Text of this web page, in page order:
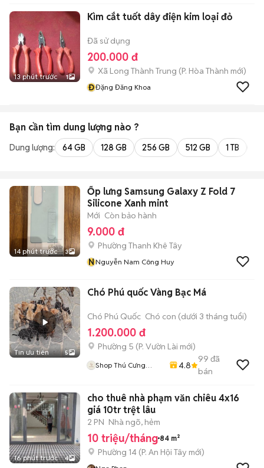
13 phút trước 1
Kìm cắt tuốt dây điện kim loại đỏ
Đã sử dụng
200.000 đ
Xã Long Thành Trung (P. Hòa Thành mới)
ĐĐặng Đăng Khoa
Bạn cần tìm dung lượng nào ?
Dung lượng: 64 GB 128 GB 256 GB 512 GB 1 TB
14 phút trước 3
Ốp lưng Samsung Galaxy Z Fold 7
Silicone Xanh mint
Mới Còn bảo hành
9.000 đ
Phường Thanh Khê Tây
NNguyễn Nam Công Huy
Tin ưu tiên 5
Chó Phú quốc Vàng Bạc Má
Chó Phú Quốc Chó con (dưới 3 tháng tuổi)
1.200.000 đ
Phường 5 (P. Vườn Lài mới)
Shop Thú Cưng
4.8
99 đã
bán
16 phút trước 4
cho thuê nhà phạm văn chiêu 4x16
giá 10tr trệt lâu
2 PN Nhà ngõ, hẻm
10 triệu/tháng 84 m²
Phường 14 (P. An Hội Tây mới)